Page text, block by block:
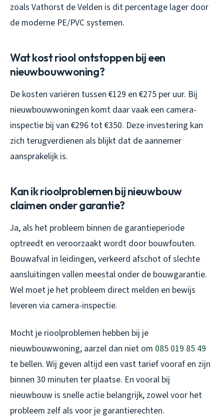
zoals Vathorst de Velden is dit percentage lager door
de moderne PE/PVC systemen.
Wat kost riool ontstoppen bij een
nieuwbouwwoning?
De kosten variëren tussen €129 en €275 per uur. Bij
nieuwbouwwoningen komt daar vaak een camera-
inspectie bij van €296 tot €350. Deze investering kan
zich terugverdienen als blijkt dat de aannemer
aansprakelijk is.
Kan ik rioolproblemen bij nieuwbouw
claimen onder garantie?
Ja, als het probleem binnen de garantieperiode
optreedt en veroorzaakt wordt door bouwfouten.
Bouwafval in leidingen, verkeerd afschot of slechte
aansluitingen vallen meestal onder de bouwgarantie.
Wel moet je het probleem direct melden en bewijs
leveren via camera-inspectie.
Mocht je rioolproblemen hebben bij je
nieuwbouwwoning, aarzel dan niet om 085 019 85 49
te bellen. Wij geven altijd een vast tarief vooraf en zijn
binnen 30 minuten ter plaatse. En vooral bij
nieuwbouw is snelle actie belangrijk, zowel voor het
probleem zelf als voor je garantierechten.